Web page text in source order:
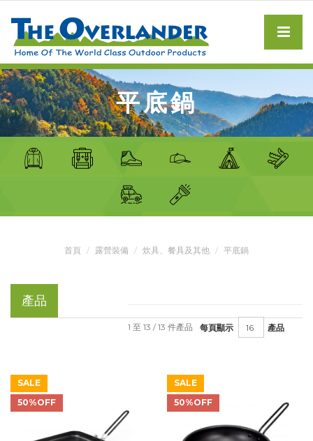
平底鍋
首頁 露營裝備 炊具、餐具及其他 平底鍋
產品
每頁顯示 產品
1 至 13 / 13 件產品
SALE
50%OFF
SALE
50%OFF